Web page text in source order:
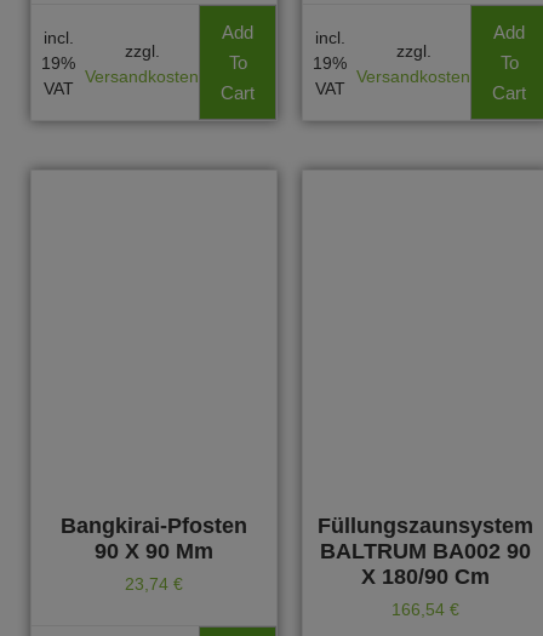
incl.
19%
VAT
zzgl.
Versandkosten
Add
To
Cart
incl.
19%
VAT
zzgl.
Versandkosten
Add
To
Cart
Bangkirai-Pfosten
90 X 90 Mm
23,74 €
Füllungszaunsystem
BALTRUM BA002 90
X 180/90 Cm
166,54 €